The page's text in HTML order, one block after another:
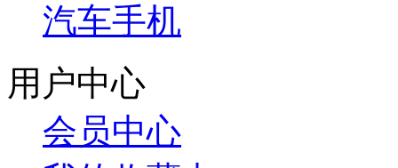
汽车手机
用户中心
会员中心